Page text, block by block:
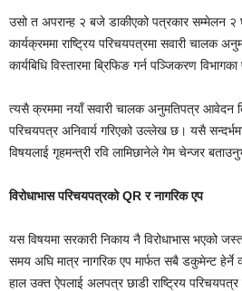
उसो त अपरान्ह २ बजे डाकीएको पत्रकार सम्मेलन २
कार्यक्रममा राष्ट्रिय परिचयपत्रमा सवारी चालक
कार्यबिधि विस्तारमा ब्रिफिङ गर्न पञ्जिकरण
त्यसै क्रममा नयाँ सवारी चालक अनुमतिपत्र आवेदन
परिचयपत्र अनिवार्य गरिएको उल्लेख छ। यसै
विषयलाई गृहमन्त्री रवि लामिछानेले गेम चेन्जर
विरोधाभास परिचयपत्रको QR र नागरिक एप
यस विषयमा सरकारी निकाय नै विरोधाभास भएको
समय अघि मात्र नागरिक एप मार्फत सबै डकुमेन्ट हेर्ने
हाल उक्त ऐपलाई अलपत्र छाडी राष्ट्रिय